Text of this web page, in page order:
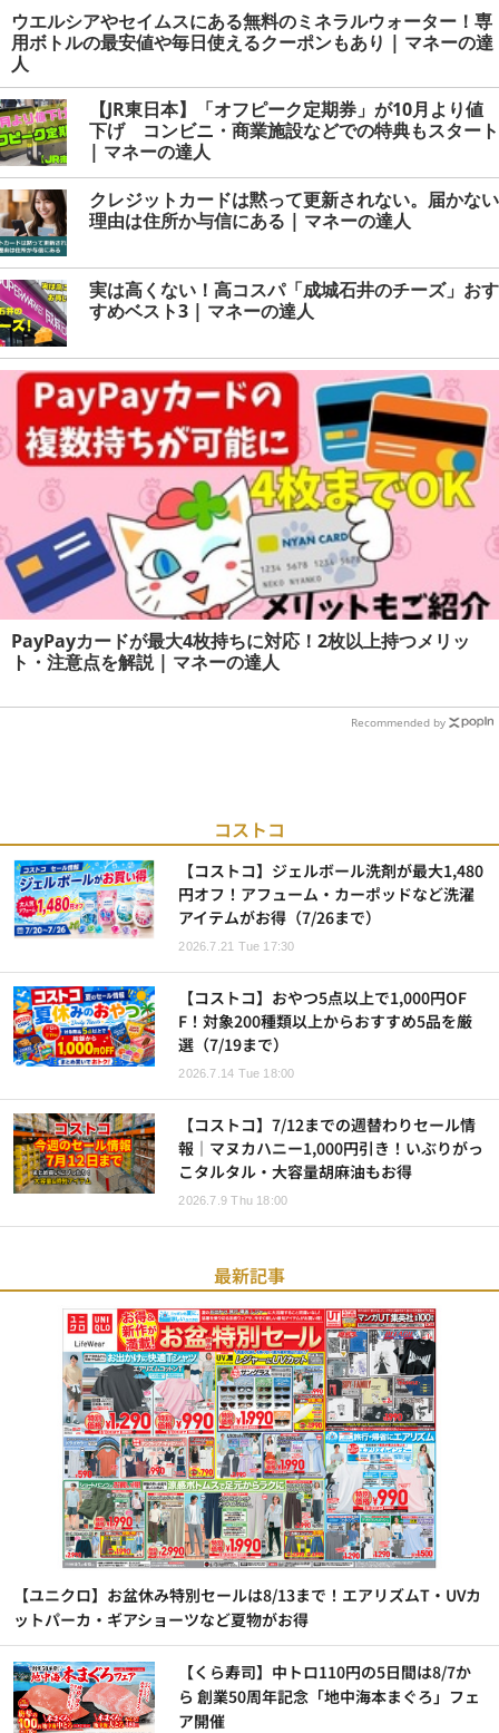
ウエルシアやセイムスにある無料のミネラルウォーター！専
用ボトルの最安値や毎日使えるクーポンもあり | マネーの達
人
【JR東日本】「オフピーク定期券」が10月より値
下げ コンビニ・商業施設などでの特典もスタート
| マネーの達人
クレジットカードは黙って更新されない。届かない
理由は住所か与信にある | マネーの達人
実は高くない！高コスパ「成城石井のチーズ」おす
すめベスト3 | マネーの達人
PayPayカードが最大4枚持ちに対応！2枚以上持つメリッ
ト・注意点を解説 | マネーの達人
Recommended by
コストコ
【コストコ】ジェルボール洗剤が最大1,480
円オフ！アフューム・カーポッドなど洗濯
アイテムがお得（7/26まで）
2026.7.21 Tue 17:30
【コストコ】おやつ5点以上で1,000円OF
F！対象200種類以上からおすすめ5品を厳
選（7/19まで）
2026.7.14 Tue 18:00
【コストコ】7/12までの週替わりセール情
報｜マヌカハニー1,000円引き！いぶりがっ
こタルタル・大容量胡麻油もお得
2026.7.9 Thu 18:00
最新記事
【ユニクロ】お盆休み特別セールは8/13まで！エアリズムT・UVカ
ットパーカ・ギアショーツなど夏物がお得
【くら寿司】中トロ110円の5日間は8/7か
ら 創業50周年記念「地中海本まぐろ」フェ
ア開催